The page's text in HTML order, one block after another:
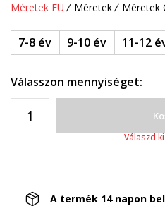
Méretek EU Méretek Méretek
7-8 év 9-10 év 11-12
Válasszon mennyiséget:
Válaszd
A termék 14 napon